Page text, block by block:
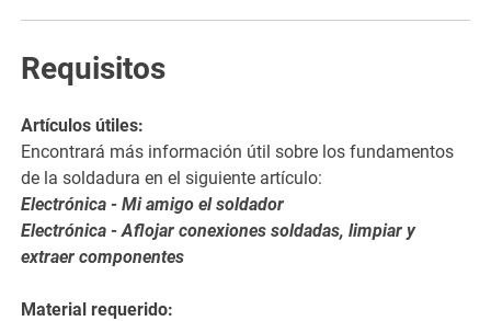
Requisitos
Artículos útiles:
Encontrará más información útil sobre los fundamentos
de la soldadura en el siguiente artículo:
Electrónica - Mi amigo el soldador
Electrónica - Aflojar conexiones soldadas, limpiar y
extraer componentes
Material requerido: